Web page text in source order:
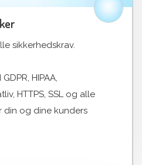
sikkerhedskrav.
HIPAA,
HTTPS, SSL og alle
din og dine kunders